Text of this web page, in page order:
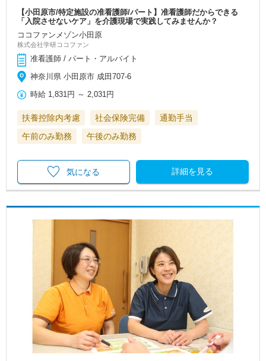
【小田原市/特定施設の准看護師/パート】准看護師だからできる
「入院させないケア」を介護現場で実践してみませんか？
ココファンメゾン小田原
株式会社学研ココファン
准看護師 / パート・アルバイト
神奈川県 小田原市 成田707-6
時給 1,831円 ～2,031円
扶養控除内考慮 社会保険完備
通勤手当
午前のみ勤務
午後のみ勤務
詳細を見る
気になる